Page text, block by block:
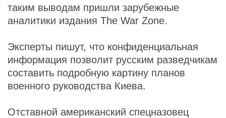
таким выводам пришли зарубежные
аналитики издания The War Zone.
Эксперты пишут, что конфиденциальная
информация позволит русским разведчикам
составить подробную картину планов
военного руководства Киева.
Отставной американский спецназовец